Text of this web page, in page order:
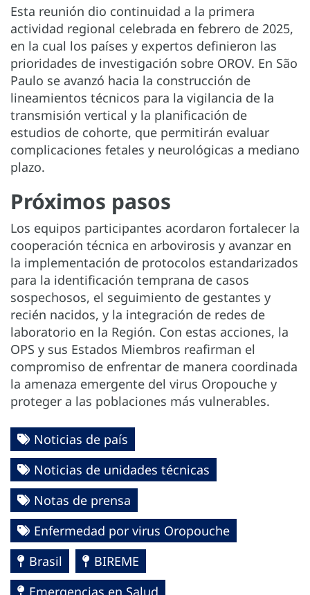
Esta reunión dio continuidad a la primera
actividad regional celebrada en febrero de 2025,
en la cual los países y expertos definieron las
prioridades de investigación sobre OROV. En São
Paulo se avanzó hacia la construcción de
lineamientos técnicos para la vigilancia de la
transmisión vertical y la planificación de
estudios de cohorte, que permitirán evaluar
complicaciones fetales y neurológicas a mediano
plazo.
Próximos pasos
Los equipos participantes acordaron fortalecer la
cooperación técnica en arbovirosis y avanzar en
la implementación de protocolos estandarizados
para la identificación temprana de casos
sospechosos, el seguimiento de gestantes y
recién nacidos, y la integración de redes de
laboratorio en la Región. Con estas acciones, la
OPS y sus Estados Miembros reafirman el
compromiso de enfrentar de manera coordinada
la amenaza emergente del virus Oropouche y
proteger a las poblaciones más vulnerables.
Noticias de país
Noticias de unidades técnicas
Notas de prensa
Enfermedad por virus Oropouche
Brasil
BIREME
Emergencias en Salud